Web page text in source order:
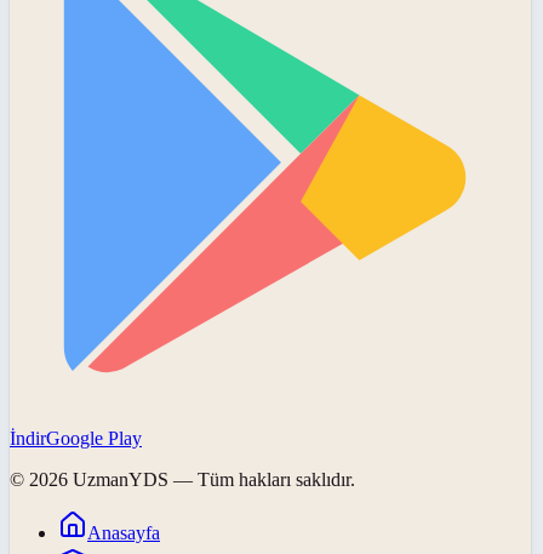
İndirGoogle Play
© 2026 UzmanYDS — Tüm hakları saklıdır.
Anasayfa